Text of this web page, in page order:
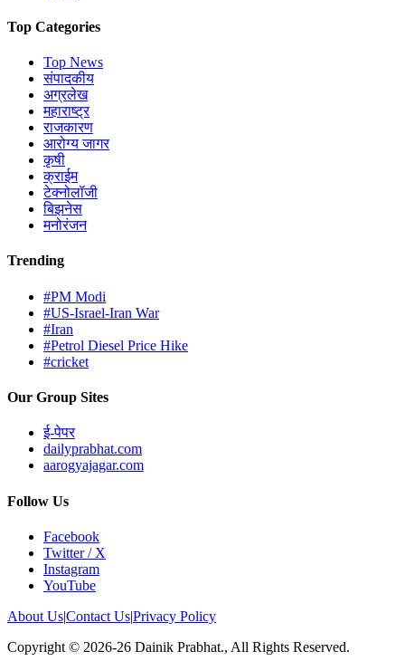
Top Categories
Top News
संपादकीय
अग्रलेख
महाराष्ट्र
राजकारण
आरोग्य जागर
कृषी
क्राईम
टेक्नोलॉजी
बिझनेस
मनोरंजन
Trending
#PM Modi
#US-Israel-Iran War
#Iran
#Petrol Diesel Price Hike
#cricket
Our Group Sites
ई-पेपर
dailyprabhat.com
aarogyajagar.com
Follow Us
Facebook
Twitter / X
Instagram
YouTube
About Us|Contact Us|Privacy Policy
Copyright © 2026-26 Dainik Prabhat., All Rights Reserved.